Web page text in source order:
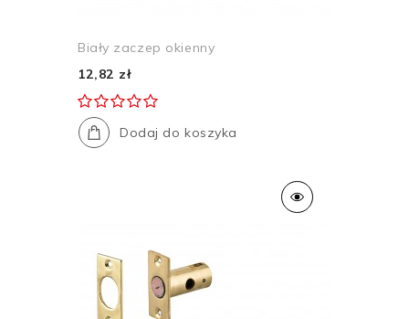
Biały zaczep okienny
12,82 zł
Dodaj do koszyka